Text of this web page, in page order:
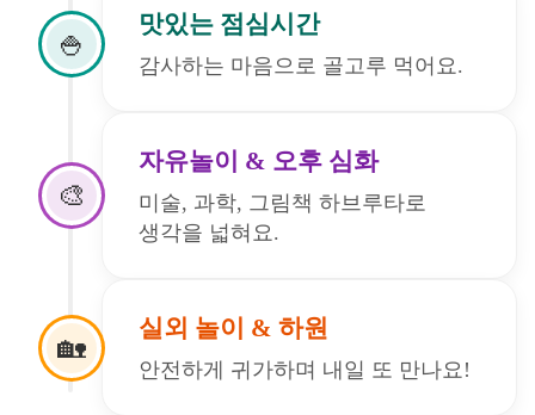
🍚
맛있는 점심시간
감사하는 마음으로 골고루 먹어요.
🎨
자유놀이 & 오후 심화
미술, 과학, 그림책 하브루타로
생각을 넓혀요.
🏡
실외 놀이 & 하원
안전하게 귀가하며 내일 또 만나요!